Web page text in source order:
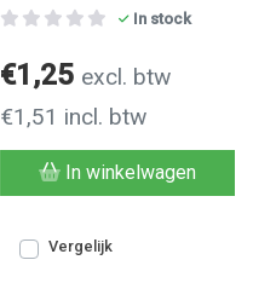
In stock
€1,25 excl. btw
€1,51 incl. btw
In winkelwagen
Vergelijk